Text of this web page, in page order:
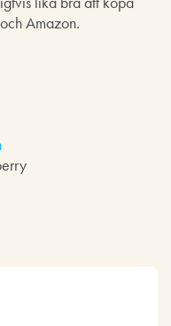
Amazon.